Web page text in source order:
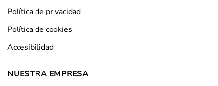
Política de privacidad
Política de cookies
Accesibilidad
NUESTRA EMPRESA